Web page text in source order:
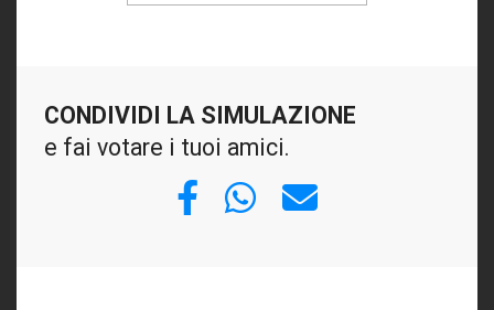
CONDIVIDI LA SIMULAZIONE
e fai votare i tuoi amici.